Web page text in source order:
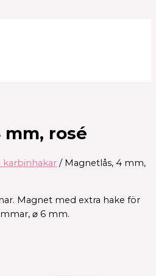
mm, rosé
karbinhakar / Magnetlås, 4 mm,
Magnet med extra hake för
⌀ 6 mm.